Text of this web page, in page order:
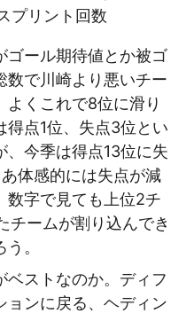
プリント回数
ゴール期待値とか被ゴ
数で川崎より悪いチー
よくこれで8位に滑り
得点1位、失点3位とい
、今季は得点13位に失
体感的には失点が減
数字で見ても上位2チ
チームが割り込んでき
。
ベストなのか。ディフ
ョンに戻る、ヘディン